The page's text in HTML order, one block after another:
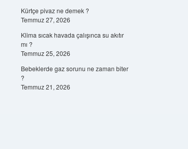
Kürtçe pivaz ne demek ?
Temmuz 27, 2026
Klima sıcak havada çalışınca su akıtır
mı ?
Temmuz 25, 2026
Bebeklerde gaz sorunu ne zaman biter
?
Temmuz 21, 2026